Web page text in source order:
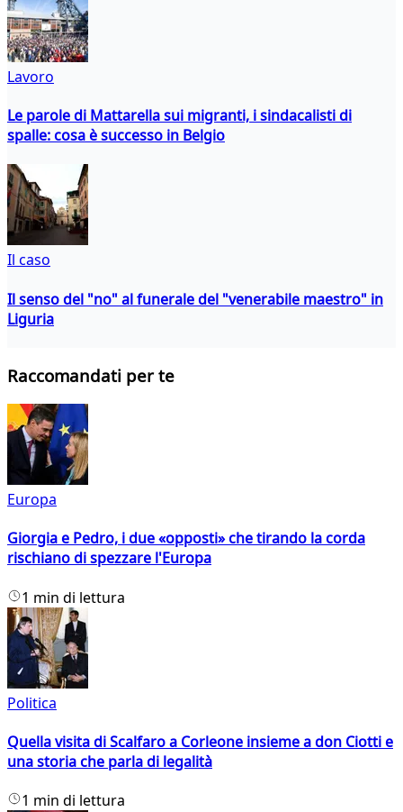
Lavoro
Le parole di Mattarella sui migranti, i sindacalisti di
spalle: cosa è successo in Belgio
Il caso
Il senso del "no" al funerale del "venerabile maestro" in
Liguria
Raccomandati per te
Europa
Giorgia e Pedro, i due «opposti» che tirando la corda
rischiano di spezzare l'Europa
1 min di lettura
Politica
Quella visita di Scalfaro a Corleone insieme a don Ciotti e
una storia che parla di legalità
1 min di lettura